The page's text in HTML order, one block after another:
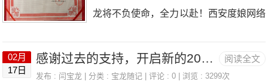
牟尼佛（三称）南无大愿地藏王菩萨（三
第一 如是我闻。一时佛在忉利天，为
龙将不负使命，全力以赴！西安度娘网络
于网站制作，微信小程序开发，手机网
阅读全文
02月
17日
感谢过去的支持，开启新的2022！
发布 : 闫宝龙 | 分类 : 宝龙随记 | 评论 : 0 | 浏览 : 3299次